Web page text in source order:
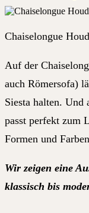
Chaiselongue
Auf der
auch Römersofa)
Siesta halten. Und
passt perfekt zum
Formen und Farben
Wir zeigen eine
klassisch bis